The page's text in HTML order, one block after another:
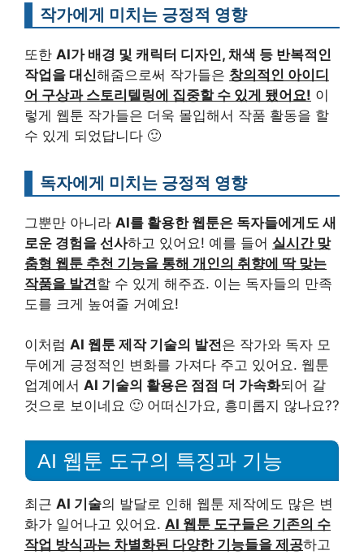
작가에게 미치는 긍정적 영향
또한 AI가 배경 및 캐릭터 디자인, 채색 등 반복적인
작업을 대신해줌으로써 작가들은 창의적인 아이디
어 구상과 스토리텔링에 집중할 수 있게 됐어요! 이
렇게 웹툰 작가들은 더욱 몰입해서 작품 활동을 할
수 있게 되었답니다 🙂
독자에게 미치는 긍정적 영향
그뿐만 아니라 AI를 활용한 웹툰은 독자들에게도 새
로운 경험을 선사하고 있어요! 예를 들어 실시간 맞
춤형 웹툰 추천 기능을 통해 개인의 취향에 딱 맞는
작품을 발견할 수 있게 해주죠. 이는 독자들의 만족
도를 크게 높여줄 거예요!
이처럼 AI 웹툰 제작 기술의 발전은 작가와 독자 모
두에게 긍정적인 변화를 가져다 주고 있어요. 웹툰
업계에서 AI 기술의 활용은 점점 더 가속화되어 갈
것으로 보이네요 🙂 어떠신가요, 흥미롭지 않나요??
AI 웹툰 도구의 특징과 기능
최근 AI 기술의 발달로 인해 웹툰 제작에도 많은 변
화가 일어나고 있어요. AI 웹툰 도구들은 기존의 수
작업 방식과는 차별화된 다양한 기능들을 제공하고